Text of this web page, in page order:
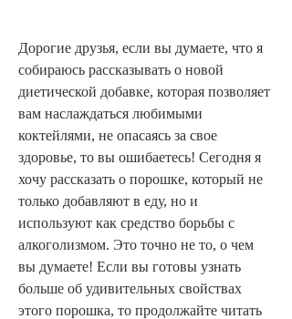
Дорогие друзья, если вы думаете, что я
собираюсь рассказывать о новой
диетической добавке, которая позволяет
вам наслаждаться любимыми
коктейлями, не опасаясь за свое
здоровье, то вы ошибаетесь! Сегодня я
хочу рассказать о порошке, который не
только добавляют в еду, но и
используют как средство борьбы с
алкоголизмом. Это точно не то, о чем
вы думаете! Если вы готовы узнать
больше об удивительных свойствах
этого порошка, то продолжайте читать